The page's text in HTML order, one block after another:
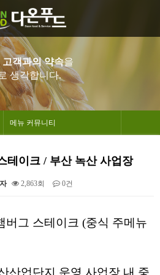
고객과의 약속을
생각합니다.
메뉴 커뮤니티
테이크 / 부산 녹산 사업장
2,863회 0건
버그 스테이크 (중식 주메뉴
산업단지 운영 사업장 내 중